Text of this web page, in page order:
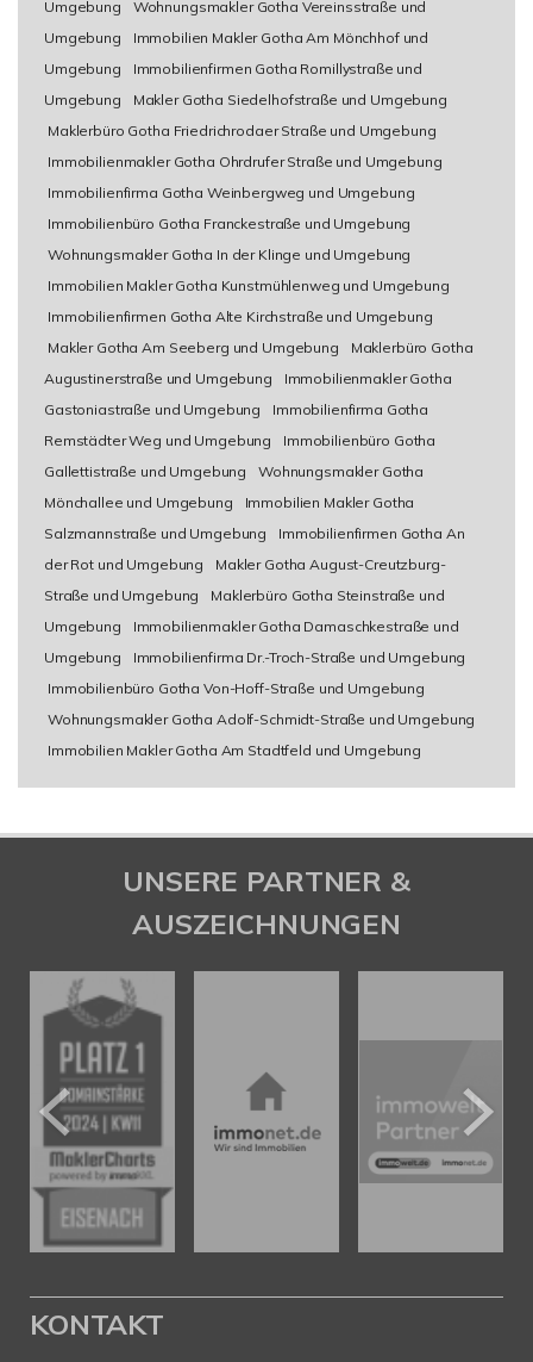
Umgebung
Wohnungsmakler Gotha Vereinsstraße und
Umgebung
Immobilien Makler Gotha Am Mönchhof und
Umgebung
Immobilienfirmen Gotha Romillystraße und
Umgebung
Makler Gotha Siedelhofstraße und Umgebung
Maklerbüro Gotha Friedrichrodaer Straße und Umgebung
Immobilienmakler Gotha Ohrdrufer Straße und Umgebung
Immobilienfirma Gotha Weinbergweg und Umgebung
Immobilienbüro Gotha Franckestraße und Umgebung
Wohnungsmakler Gotha In der Klinge und Umgebung
Immobilien Makler Gotha Kunstmühlenweg und Umgebung
Immobilienfirmen Gotha Alte Kirchstraße und Umgebung
Makler Gotha Am Seeberg und Umgebung
Maklerbüro Gotha
Augustinerstraße und Umgebung
Immobilienmakler Gotha
Gastoniastraße und Umgebung
Immobilienfirma Gotha
Remstädter Weg und Umgebung
Immobilienbüro Gotha
Gallettistraße und Umgebung
Wohnungsmakler Gotha
Mönchallee und Umgebung
Immobilien Makler Gotha
Salzmannstraße und Umgebung
Immobilienfirmen Gotha An
der Rot und Umgebung
Makler Gotha August-Creutzburg-
Straße und Umgebung
Maklerbüro Gotha Steinstraße und
Umgebung
Immobilienmakler Gotha Damaschkestraße und
Umgebung
Immobilienfirma Dr.-Troch-Straße und Umgebung
Immobilienbüro Gotha Von-Hoff-Straße und Umgebung
Wohnungsmakler Gotha Adolf-Schmidt-Straße und Umgebung
Immobilien Makler Gotha Am Stadtfeld und Umgebung
UNSERE PARTNER &
AUSZEICHNUNGEN
KONTAKT